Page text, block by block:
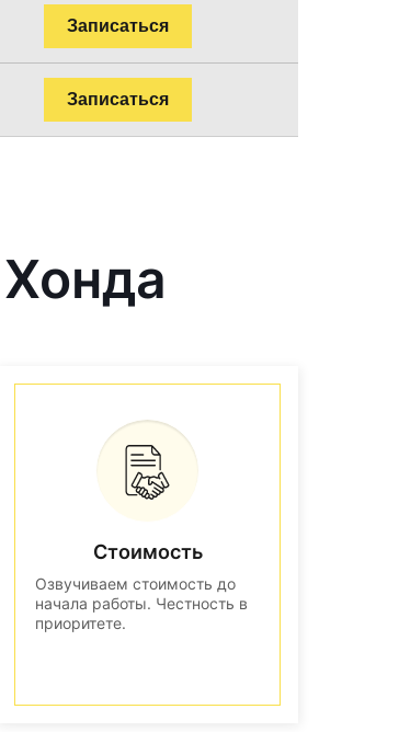
Записаться
Записаться
Стоимость
Озвучиваем стоимость до
начала работы. Честность в
приоритете.